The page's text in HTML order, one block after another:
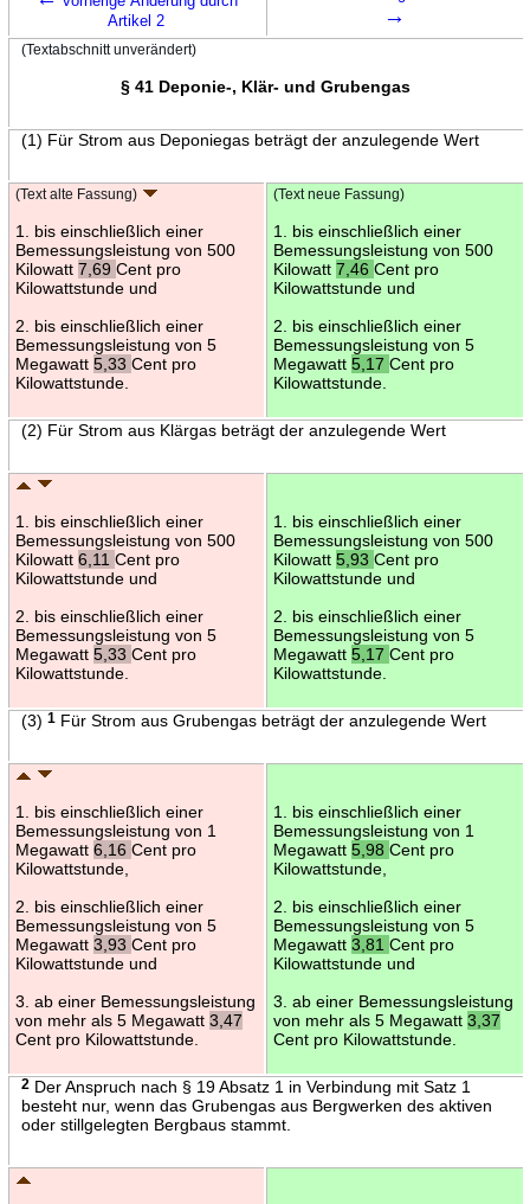
Artikel 2
→
(Textabschnitt unverändert)
§ 41 Deponie-, Klär- und Grubengas
(1) Für Strom aus Deponiegas beträgt der anzulegende Wert
(Text alte Fassung)
1. bis einschließlich einer
Bemessungsleistung von 500
Kilowatt 7,69 Cent pro
Kilowattstunde und
2. bis einschließlich einer
Bemessungsleistung von 5
Megawatt 5,33 Cent pro
Kilowattstunde.
(Text neue Fassung)
1. bis einschließlich einer
Bemessungsleistung von 500
Kilowatt 7,46 Cent pro
Kilowattstunde und
2. bis einschließlich einer
Bemessungsleistung von 5
Megawatt 5,17 Cent pro
Kilowattstunde.
(2) Für Strom aus Klärgas beträgt der anzulegende Wert
1. bis einschließlich einer
Bemessungsleistung von 500
Kilowatt 6,11 Cent pro
Kilowattstunde und
2. bis einschließlich einer
Bemessungsleistung von 5
Megawatt 5,33 Cent pro
Kilowattstunde.
1. bis einschließlich einer
Bemessungsleistung von 500
Kilowatt 5,93 Cent pro
Kilowattstunde und
2. bis einschließlich einer
Bemessungsleistung von 5
Megawatt 5,17 Cent pro
Kilowattstunde.
(3) 1Für Strom aus Grubengas beträgt der anzulegende Wert
1. bis einschließlich einer
Bemessungsleistung von 1
Megawatt 6,16 Cent pro
Kilowattstunde,
2. bis einschließlich einer
Bemessungsleistung von 5
Megawatt 3,93 Cent pro
Kilowattstunde und
3. ab einer Bemessungsleistung
von mehr als 5 Megawatt 3,47
Cent pro Kilowattstunde.
1. bis einschließlich einer
Bemessungsleistung von 1
Megawatt 5,98 Cent pro
Kilowattstunde,
2. bis einschließlich einer
Bemessungsleistung von 5
Megawatt 3,81 Cent pro
Kilowattstunde und
3. ab einer Bemessungsleistung
von mehr als 5 Megawatt 3,37
Cent pro Kilowattstunde.
2Der Anspruch nach § 19 Absatz 1 in Verbindung mit Satz 1
besteht nur, wenn das Grubengas aus Bergwerken des aktiven
oder stillgelegten Bergbaus stammt.